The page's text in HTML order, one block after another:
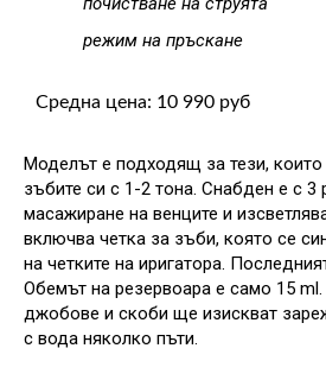
режим на пръскане
Средна цена: 10 990 руб
Моделът е подходящ за тези, които
зъбите си с 1-2 тона. Снабден е с 3
масажиране на венците и
включва четка за зъби, която се
на четките на иригатора.
Обемът на резервоара е само 15
джобове и скоби ще изискват
с вода няколко пъти.